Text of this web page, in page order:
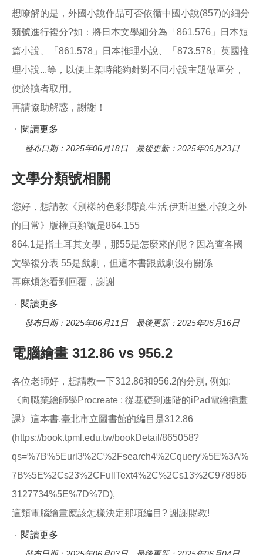
想瞭解的是，外國小說作品可否依循中國小說(857)的細分
類號進行複分?如：將日本文學細分為「861.576」日本短
篇小說、「861.578」日本推理小說、「873.578」英國推
理小說...等，以便上架時能夠針對不同小說主題做區分，
便於讀者取用。
再請協助解惑，謝謝！
閱讀更多
發布日期：2025年06月18日 最後更新：2025年06月23日
文學分類號相關
您好，想請教《別樣的色彩:閱讀.生活.伊斯坦堡,小說之外
的日常》版權頁類號是864.155
864.1是指土耳其文學，那55是怎麼來的呢？因為查各國
文學複分表 55是戲劇，但這本書跟戲劇沒有關係
再麻煩您看到回覆，謝謝
閱讀更多
發布日期：2025年06月11日 最後更新：2025年06月16日
電腦繪畫 312.86 vs 956.2
各位老師好，想請教一下312.86和956.2的分別, 例如:
《向職業繪師學Procreate : 從基礎到進階的iPad電繪插畫
課》這本書,臺北市立圖書館的編目是312.86
(https://book.tpml.edu.tw/bookDetail/865058?
qs=%7B%5Eurl3%2C%2Fsearch4%2Cquery%5E%3A%
7B%5E%2Cs23%2CFullText4%2C%2Cs13%2C978986
3127734%5E%7D%7D),
這類電腦繪畫應該怎樣決定那項編目? 謝謝賜教!
閱讀更多